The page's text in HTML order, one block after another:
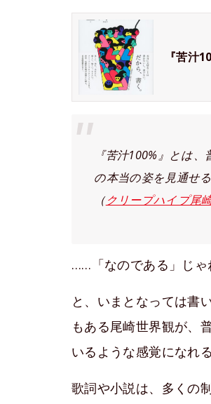
『苦汁
『苦汁100%』とは
の本当の姿を見通せ
（クリープハイプ尾
……「なのである」じゃ
と、いまとなっては書
もある尾崎世界観が、
いるような感覚になれ
歌詞や小説は、多くの